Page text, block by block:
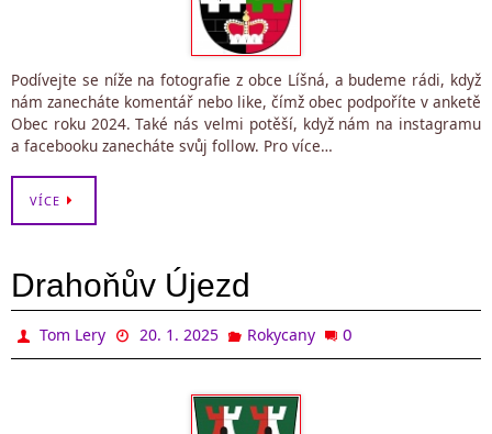
Podívejte se níže na fotografie z obce Líšná, a budeme rádi, když
nám zanecháte komentář nebo like, čímž obec podpoříte v anketě
Obec roku 2024. Také nás velmi potěší, když nám na instagramu
a facebooku zanecháte svůj follow. Pro více…
VÍCE
Drahoňův Újezd
Tom Lery 20. 1. 2025 Rokycany 0